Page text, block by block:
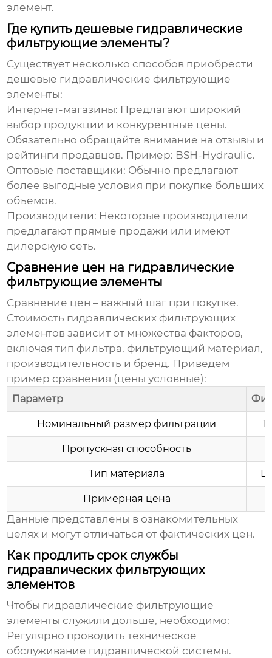
элемент.
Где купить дешевые гидравлические
фильтрующие элементы?
Существует несколько способов приобрести
дешевые гидравлические фильтрующие
элементы:
Интернет-магазины: Предлагают широкий
выбор продукции и конкурентные цены.
Обязательно обращайте внимание на отзывы и
рейтинги продавцов. Пример: BSH-Hydraulic.
Оптовые поставщики: Обычно предлагают
более выгодные условия при покупке больших
объемов.
Производители: Некоторые производители
предлагают прямые продажи или имеют
дилерскую сеть.
Сравнение цен на гидравлические
фильтрующие элементы
Сравнение цен – важный шаг при покупке.
Стоимость гидравлических фильтрующих
элементов зависит от множества факторов,
включая тип фильтра, фильтрующий материал,
производительность и бренд. Приведем
пример сравнения (цены условные):
Параметр
Номинальный размер фильтрации
Пропускная способность
Тип материала
Примерная цена
Данные представлены в ознакомительных
целях и могут отличаться от фактических цен.
Как продлить срок службы
гидравлических фильтрующих
элементов
Чтобы гидравлические фильтрующие
элементы служили дольше, необходимо:
Регулярно проводить техническое
обслуживание гидравлической системы.